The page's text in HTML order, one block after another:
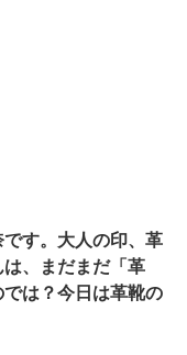
す。大人の印、革
、まだまだ「革
は？今日は革靴の